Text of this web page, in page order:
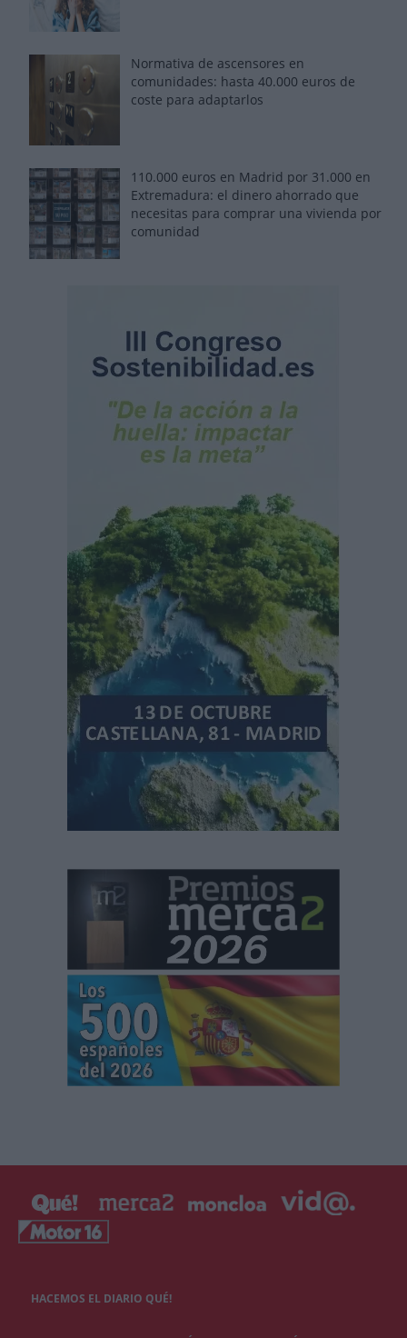
Normativa de ascensores en
comunidades: hasta 40.000 euros de
coste para adaptarlos
110.000 euros en Madrid por 31.000 en
Extremadura: el dinero ahorrado que
necesitas para comprar una vivienda por
comunidad
HACEMOS EL DIARIO QUÉ!